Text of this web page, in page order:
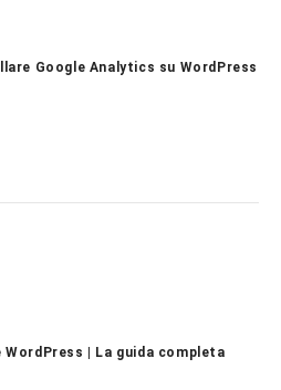
Google Analytics su WordPress
WordPress | La guida completa